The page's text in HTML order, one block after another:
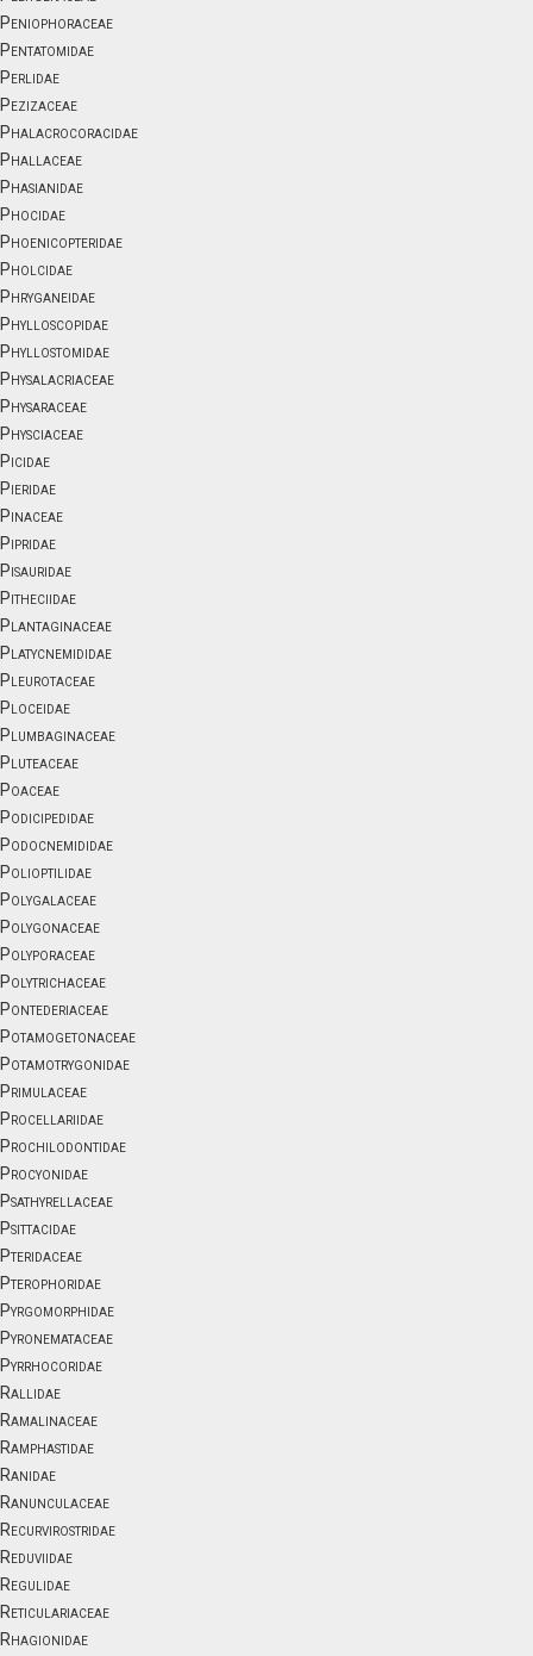
Peniophoraceae
Pentatomidae
Perlidae
Pezizaceae
Phalacrocoracidae
Phallaceae
Phasianidae
Phocidae
Phoenicopteridae
Pholcidae
Phryganeidae
Phylloscopidae
Phyllostomidae
Physalacriaceae
Physaraceae
Physciaceae
Picidae
Pieridae
Pinaceae
Pipridae
Pisauridae
Pitheciidae
Plantaginaceae
Platycnemididae
Pleurotaceae
Ploceidae
Plumbaginaceae
Pluteaceae
Poaceae
Podicipedidae
Podocnemididae
Polioptilidae
Polygalaceae
Polygonaceae
Polyporaceae
Polytrichaceae
Pontederiaceae
Potamogetonaceae
Potamotrygonidae
Primulaceae
Procellariidae
Prochilodontidae
Procyonidae
Psathyrellaceae
Psittacidae
Pteridaceae
Pterophoridae
Pyrgomorphidae
Pyronemataceae
Pyrrhocoridae
Rallidae
Ramalinaceae
Ramphastidae
Ranidae
Ranunculaceae
Recurvirostridae
Reduviidae
Regulidae
Reticulariaceae
Rhagionidae